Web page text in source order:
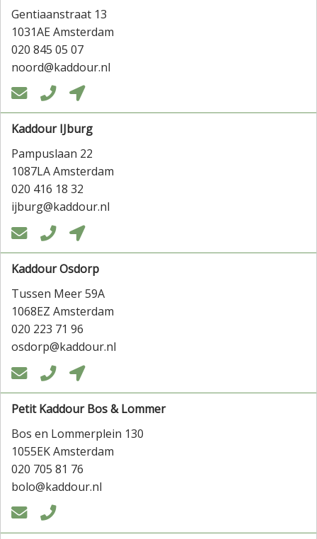
Gentiaanstraat 13
1031AE Amsterdam
020 845 05 07
noord@kaddour.nl
  
Kaddour IJburg
Pampuslaan 22
1087LA Amsterdam
020 416 18 32
ijburg@kaddour.nl
  
Kaddour Osdorp
Tussen Meer 59A
1068EZ Amsterdam
020 223 71 96
osdorp@kaddour.nl
  
Petit Kaddour Bos & Lommer
Bos en Lommerplein 130
1055EK Amsterdam
020 705 81 76
bolo@kaddour.nl
 